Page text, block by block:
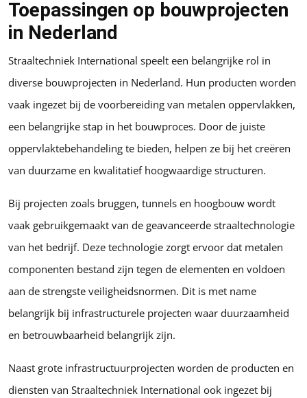
Toepassingen op bouwprojecten
in Nederland
Straaltechniek International speelt een belangrijke rol in
diverse bouwprojecten in Nederland. Hun producten worden
vaak ingezet bij de voorbereiding van metalen oppervlakken,
een belangrijke stap in het bouwproces. Door de juiste
oppervlaktebehandeling te bieden, helpen ze bij het creëren
van duurzame en kwalitatief hoogwaardige structuren.
Bij projecten zoals bruggen, tunnels en hoogbouw wordt
vaak gebruikgemaakt van de geavanceerde straaltechnologie
van het bedrijf. Deze technologie zorgt ervoor dat metalen
componenten bestand zijn tegen de elementen en voldoen
aan de strengste veiligheidsnormen. Dit is met name
belangrijk bij infrastructurele projecten waar duurzaamheid
en betrouwbaarheid belangrijk zijn.
Naast grote infrastructuurprojecten worden de producten en
diensten van Straaltechniek International ook ingezet bij